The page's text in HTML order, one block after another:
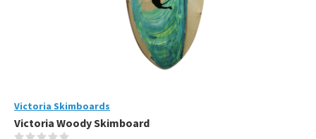
Victoria Skimboards
Victoria Woody Skimboard